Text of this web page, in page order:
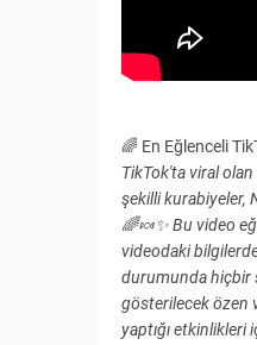
🌈 En Eğlenceli
TikTok'ta viral
şekilli kurabiyeler,
🌈🍬✨ Bu video
videodaki
durumunda hiçbir
gösterilecek özen
yaptığı etkinlikleri